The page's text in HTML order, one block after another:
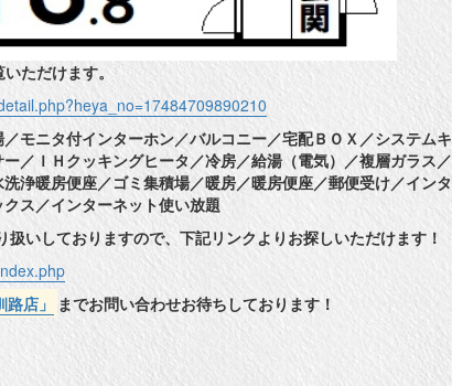
ただけます。
モニタ付インターホン／バルコニー／宅配ＢＯＸ／システムキ
／ＩＨクッキングヒータ／冷房／給湯（電気）／複層ガラス／
浄暖房便座／ゴミ集積場／暖房／暖房便座／郵便受け／インタ
ス／インターネット使い放題
扱いしておりますので、下記リンクよりお探しいただけます！
店」 までお問い合わせお待ちしております！